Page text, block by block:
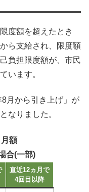
度額を超えたとき
ら支給され、限度額
負担限度額が、市民
います。
月から引き上げ」が
なりました。
額
合(一部)
直近12ヵ月で
4回目 以降